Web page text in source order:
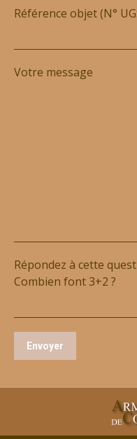
Référence objet (N°
Votre message
Répondez à cette
Combien font 3+2 ?